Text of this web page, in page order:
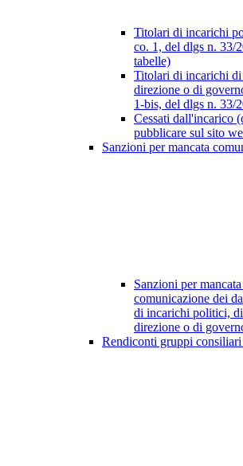
Titolari di incarichi
co. 1, del dlgs n. 33/
tabelle)
Titolari di incarichi
direzione o di
1-bis, del dlgs n. 33/
Cessati dall'incarico
pubblicare sul sito
Sanzioni per mancata
Sanzioni per
comunicazione dei
di incarichi politici,
direzione o di
Rendiconti gruppi